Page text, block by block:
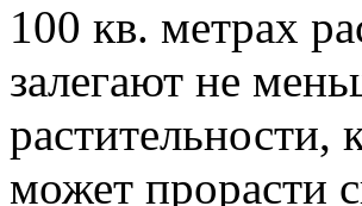
100 кв. метрах
залегают не
растительности,
может прорасти